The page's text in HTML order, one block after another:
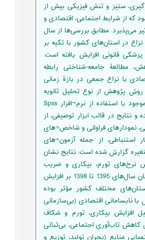
ستیز و تنش فیزیکی بیش از
که از شرایط اجتماعی، اقتصادی و
می‌پذیرد. مطابق بررسی‌ها از سال
میزان نزاع در استان‌های کشور با تکیه ‌بر
قانونی افزایش‌ یافته است.
مطالعۀ جامعه-شناختی رابطه
با نزاع جمعی در بازۀ زمانی
است. روش پژوهش از نوع تحلیل ثانویه
بوده، داده¬های موجود با استفاده از نرم¬افزار Spss
نتایج در قالب ابزار توصیفی، از
نمودارهای فراوانی و شاخص¬های
استنباطی، از جمله آزمون¬های
گزارش ‌شده است. نتایج نشان
نرخ‌های تورم، بیکاری و ضریب
جینی در فاصلۀ میان‌ سال‌های 1395 تا 1398 بر افزایش
مختلف کشور مؤثر بوده
نابسامانی اقتصادی (بی‌سازمانی
افزایش بیکاری، تورم و شکاف
تاب‌آوری اجتماعی، بی‌ثباتی
منابع (بحران تولید، توزیع و